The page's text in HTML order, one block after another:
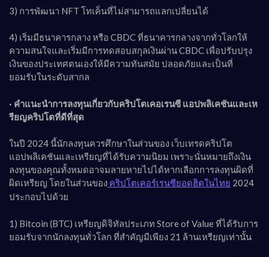
3) การพัฒนา NFT โทเค็นที่ไม่สามารถแลกเปลี่ยนได้
4) เริ่มมีธนาคารกลาง หรือ CBDC ที่ธนาคารกลางจากทั่วโลกให้
ความสนใจและเริ่มมีการทดสอบสกุลเงินผ่าน CBDC เพื่อปรับปรุง
เงินของประเทศตนเองให้มีความทันสมัย ปลอดภัยและเป็นที่
ยอมรับในระดับสากล
· คำแนะนำการลงทุนเกี่ยวกับคริปโตเคอเรนซี แอปพลิเคชันและเห
รียญคริปโตที่ดีที่สุด
ในปี 2024 นี้นักลงทุนควรศึกษาในส่วนของ เว็บเทรดคริปโต
แอปพลิเคชันและเหรียญที่ได้รับความนิยม เพราะนั่นหมายถึงเงิน
ลงทุนของคุณทั้งหมดอาจมลายหายไปได้หากเลือกการลงทุนผิดที่
ผิดเหรียญ โดยในส่วนของ คริปโตเคอร์เรนซียอดฮิตในไทย 2024
ประกอบไปด้วย
1) Bitcoin (BTC) เหรียญดิจิทัลประเภท Store of Value ที่ได้รับการ
ยอมรับจากนักลงทุนทั่วโลก ที่สำคัญมีเพียง 21 ล้านเหรียญเท่านั้น